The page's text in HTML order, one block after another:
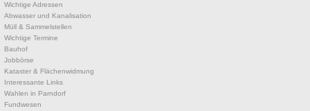
Wichtige Adressen
Abwasser und Kanalisation
Müll & Sammelstellen
Wichtige Termine
Bauhof
Jobbörse
Kataster & Flächenwidmung
Interessante Links
Wahlen in Parndorf
Fundwesen